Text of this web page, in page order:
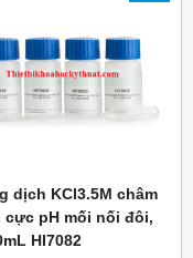
dịch KCl3.5M châm
cực pH mối nối đôi,
HI7082